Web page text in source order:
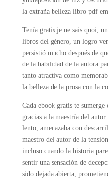
la extraña belleza libro pdf
Tenía gratis je ne sais quoi,
libros del género, un logro
persistió mucho después de
de la habilidad de la autora
tanto atractiva como
la belleza de la prosa con la
Cada ebook gratis te sumerge
gracias a la maestría del
lento, amenazaba con
maestro del autor de la
incluso cuando la historia
sentir una sensación de
sido dejada abierta,